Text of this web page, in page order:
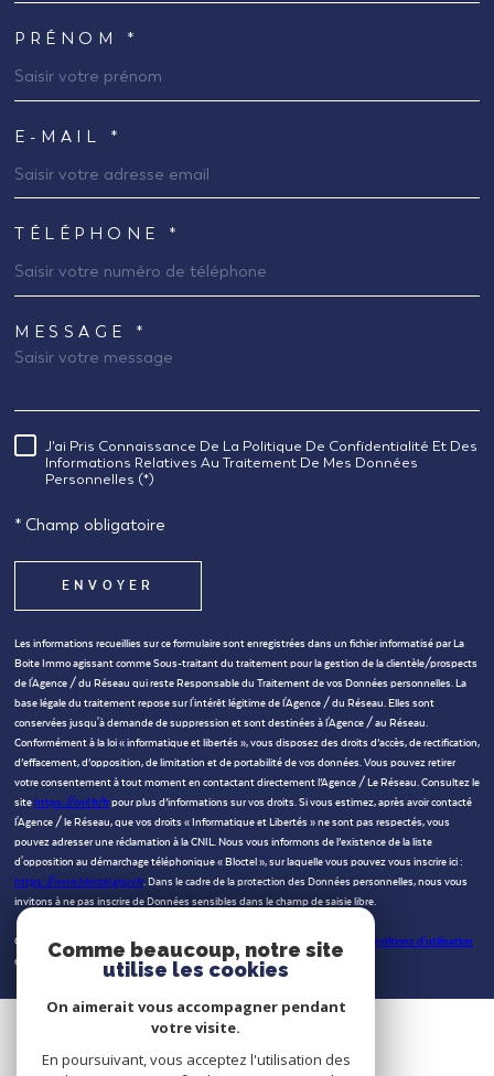
PRÉNOM *
E-MAIL *
TÉLÉPHONE *
TRAD_MELTEM_VOREDEMANDE
MESSAGE *
RÈGLEMENTATION
J'ai Pris Connaissance De La Politique De Confidentialité Et Des
Informations Relatives Au Traitement De Mes Données
Personnelles (*)
* Champ obligatoire
ENVOYER
Les informations recueillies sur ce formulaire sont enregistrées dans un fichier informatisé par La
Boite Immo agissant comme Sous-traitant du traitement pour la gestion de la clientèle/prospects
de l'Agence / du Réseau qui reste Responsable du Traitement de vos Données personnelles. La
base légale du traitement repose sur l'intérêt légitime de l'Agence / du Réseau. Elles sont
conservées jusqu'à demande de suppression et sont destinées à l'Agence / au Réseau.
Conformément à la loi « informatique et libertés », vous disposez des droits d’accès, de rectification,
d’effacement, d’opposition, de limitation et de portabilité de vos données. Vous pouvez retirer
votre consentement à tout moment en contactant directement l’Agence / Le Réseau. Consultez le
sitehttps://cnil.fr/frpour plus d’informations sur vos droits. Si vous estimez, après avoir contacté
l'Agence / le Réseau, que vos droits « Informatique et Libertés » ne sont pas respectés, vous
pouvez adresser une réclamation à la CNIL. Nous vous informons de l’existence de la liste
d'opposition au démarchage téléphonique « Bloctel », sur laquelle vous pouvez vous inscrire ici :
https://www.bloctel.gouv.fr. Dans le cadre de la protection des Données personnelles, nous vous
invitons à ne pas inscrire de Données sensibles dans le champ de saisie libre.
Ce site est protégé par reCAPTCHA, les Politiques de Confidentialité
Conditions d'utilisation
de Google s'appliquent.
Comme beaucoup, notre site
utilise les cookies
On aimerait vous accompagner pendant
votre visite.
En poursuivant, vous acceptez l'utilisation des